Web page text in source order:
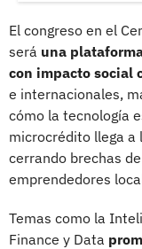
El congreso en el
será una
con impacto social
e internacionales,
cómo la tecnología
microcrédito llega a
cerrando brechas
emprendedores
Temas como la
Finance y Data